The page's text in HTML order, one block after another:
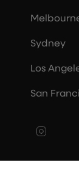
Sydney
Los
San